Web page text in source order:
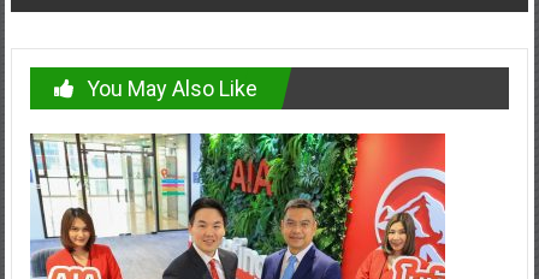
You May Also Like